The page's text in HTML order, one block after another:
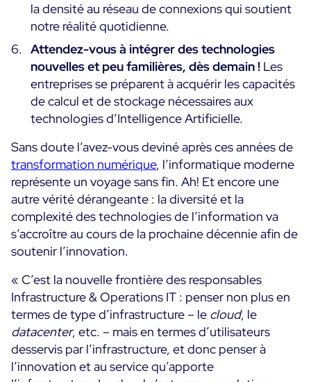
la densité au réseau de connexions qui soutient
notre réalité quotidienne.
Attendez-vous à intégrer des technologies
nouvelles et peu familières, dès demain ! Les
entreprises se préparent à acquérir les capacités
de calcul et de stockage nécessaires aux
technologies d’Intelligence Artificielle.
Sans doute l’avez-vous deviné après ces années de
transformation numérique, l’informatique moderne
représente un voyage sans fin. Ah! Et encore une
autre vérité dérangeante : la diversité et la
complexité des technologies de l’information va
s’accroître au cours de la prochaine décennie afin de
soutenir l’innovation.
« C’est la nouvelle frontière des responsables
Infrastructure & Operations IT : penser non plus en
termes de type d’infrastructure – le cloud, le
datacenter, etc. – mais en termes d’utilisateurs
desservis par l’infrastructure, et donc penser à
l’innovation et au service qu’apporte